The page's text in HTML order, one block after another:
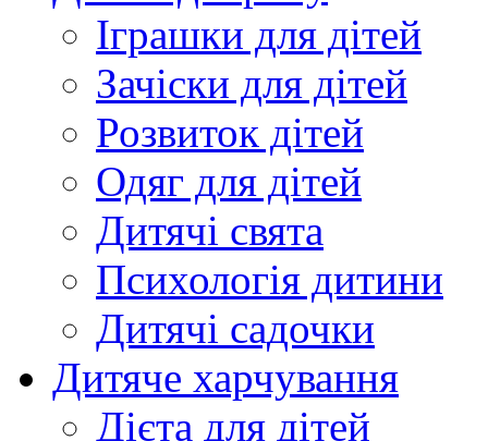
Іграшки для дітей
Зачіски для дітей
Розвиток дітей
Одяг для дітей
Дитячі свята
Психологія дитини
Дитячі садочки
Дитяче харчування
Дієта для дітей